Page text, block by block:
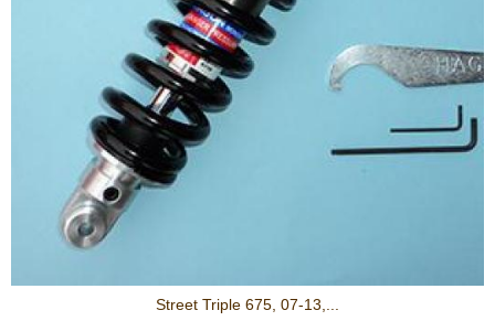
Street Triple 675, 07-13,...